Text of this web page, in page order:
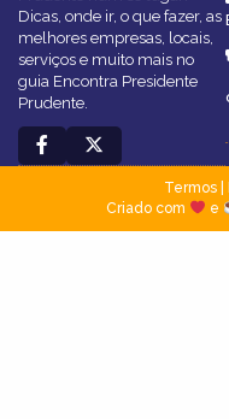
Dicas, onde ir, o que fazer, as
melhores empresas, locais,
serviços e muito mais no
guia Encontra Presidente
Prudente.
Termos|
Criado com
e